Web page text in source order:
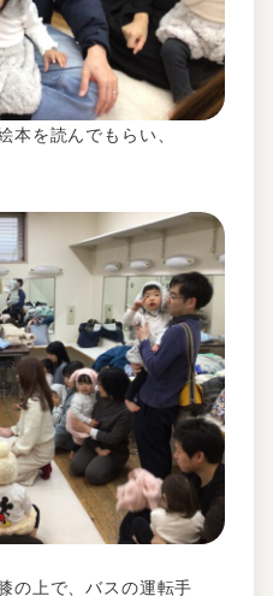
本を読んでもらい、
の上で、バスの運転手